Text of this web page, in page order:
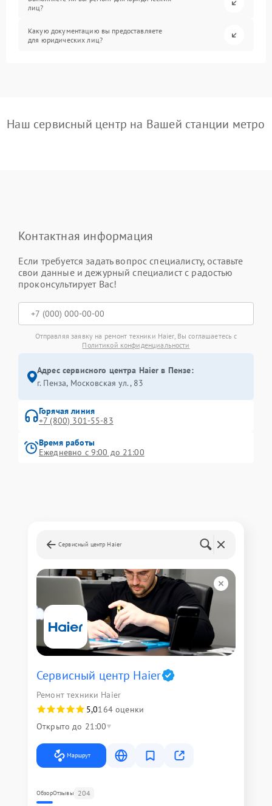
лиц?
Какую документацию вы предоставляете
для юридических лиц?
Наш сервисный центр на Вашей станции метро
Контактная информация
Если требуется задать вопрос специалисту, оставьте
свои данные и дежурный специалист с радостью
проконсультирует Вас!
Отправляя заявку на ремонт техники Haier, Вы соглашаетесь с
Политикой конфиденциальности
Адрес сервисного центра Haier в Пензе:
г. Пенза, Московская ул., 83
Горячая линия
+7 (800) 301-55-83
Время работы
Ежедневно с 9:00 до 21:00
Сервисный центр Haier
Сервисный центр Haier
Ремонт техники Haier
5,0164 оценки
Открыто до 21:00
Маршрут
ОбзорОтзывы 204